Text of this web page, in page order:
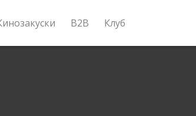
B2B Клуб